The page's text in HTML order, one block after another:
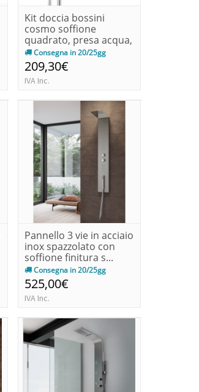
Kit doccia bossini
cosmo soffione
quadrato, presa acqua,
flessibi...
Consegna in 20/25gg
209,30€
IVA Inc.
Pannello 3 vie in acciaio
inox spazzolato con
soffione finitura s...
Consegna in 20/25gg
525,00€
IVA Inc.